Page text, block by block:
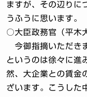
ますが、その辺りに
うふうに思います。
○大臣政務官（平木
今御指摘いただき
というのは徐々に進
然、大企業との賃金
ざいます。こうした